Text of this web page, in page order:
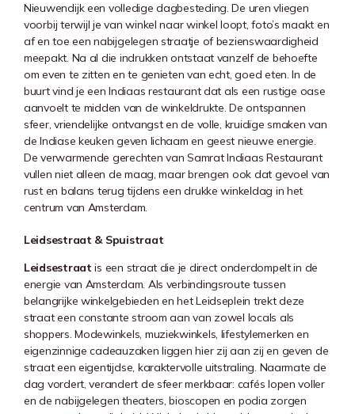
Nieuwendijk een volledige dagbesteding. De uren vliegen
voorbij terwijl je van winkel naar winkel loopt, foto’s maakt en
af en toe een nabijgelegen straatje of bezienswaardigheid
meepakt. Na al die indrukken ontstaat vanzelf de behoefte
om even te zitten en te genieten van echt, goed eten. In de
buurt vind je een Indiaas restaurant dat als een rustige oase
aanvoelt te midden van de winkeldrukte. De ontspannen
sfeer, vriendelijke ontvangst en de volle, kruidige smaken van
de Indiase keuken geven lichaam en geest nieuwe energie.
De verwarmende gerechten van Samrat Indiaas Restaurant
vullen niet alleen de maag, maar brengen ook dat gevoel van
rust en balans terug tijdens een drukke winkeldag in het
centrum van Amsterdam.
Leidsestraat & Spuistraat
Leidsestraat is een straat die je direct onderdompelt in de
energie van Amsterdam. Als verbindingsroute tussen
belangrijke winkelgebieden en het Leidseplein trekt deze
straat een constante stroom aan van zowel locals als
shoppers. Modewinkels, muziekwinkels, lifestylemerken en
eigenzinnige cadeauzaken liggen hier zij aan zij en geven de
straat een eigentijdse, karaktervolle uitstraling. Naarmate de
dag vordert, verandert de sfeer merkbaar: cafés lopen voller
en de nabijgelegen theaters, bioscopen en podia zorgen